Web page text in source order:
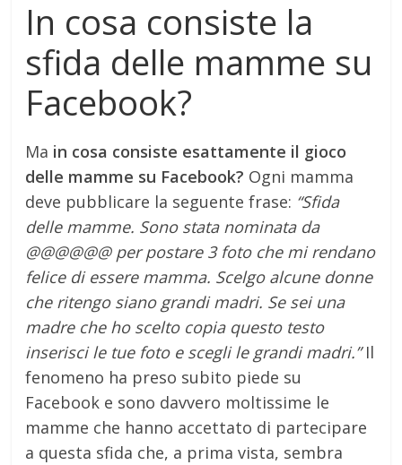
In cosa consiste la
sfida delle mamme su
Facebook?
Ma in cosa consiste esattamente il gioco
delle mamme su Facebook? Ogni mamma
deve pubblicare la seguente frase: “Sfida
delle mamme. Sono stata nominata da
@@@@@@ per postare 3 foto che mi rendano
felice di essere mamma. Scelgo alcune donne
che ritengo siano grandi madri. Se sei una
madre che ho scelto copia questo testo
inserisci le tue foto e scegli le grandi madri.”Il
fenomeno ha preso subito piede su
Facebook e sono davvero moltissime le
mamme che hanno accettato di partecipare
a questa sfida che, a prima vista, sembra